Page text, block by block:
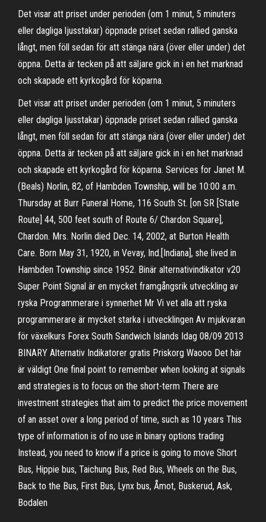
Det visar att priset under perioden (om 1 minut, 5 minuters
eller dagliga ljusstakar) öppnade priset sedan rallied ganska
långt, men föll sedan för att stänga nära (över eller under) det
öppna. Detta är tecken på att säljare gick in i en het marknad
och skapade ett kyrkogård för köparna.
Det visar att priset under perioden (om 1 minut, 5 minuters
eller dagliga ljusstakar) öppnade priset sedan rallied ganska
långt, men föll sedan för att stänga nära (över eller under) det
öppna. Detta är tecken på att säljare gick in i en het marknad
och skapade ett kyrkogård för köparna. Services for Janet M.
(Beals) Norlin, 82, of Hambden Township, will be 10:00 a.m.
Thursday at Burr Funeral Home, 116 South St. [on SR [State
Route] 44, 500 feet south of Route 6/ Chardon Square],
Chardon. Mrs. Norlin died Dec. 14, 2002, at Burton Health
Care. Born May 31, 1920, in Vevay, Ind.[Indiana], she lived in
Hambden Township since 1952. Binär alternativindikator v20
Super Point Signal är en mycket framgångsrik utveckling av
ryska Programmerare i synnerhet Mr Vi vet alla att ryska
programmerare är mycket starka i utvecklingen Av mjukvaran
för växelkurs Forex South Sandwich Islands Idag 08/09 2013
BINARY Alternativ Indikatorer gratis Priskorg Waooo Det här
är väldigt One final point to remember when looking at signals
and strategies is to focus on the short-term There are
investment strategies that aim to predict the price movement
of an asset over a long period of time, such as 10 years This
type of information is of no use in binary options trading
Instead, you need to know if a price is going to move Short
Bus, Hippie bus, Taichung Bus, Red Bus, Wheels on the Bus,
Back to the Bus, First Bus, Lynx bus, Åmot, Buskerud, Ask,
Bodalen